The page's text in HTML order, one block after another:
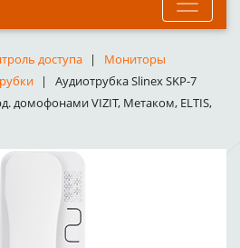
доступа
Мониторы
Аудиотрубка Slinex SKP-7
домофонами VIZIT, Метаком, ELTIS,